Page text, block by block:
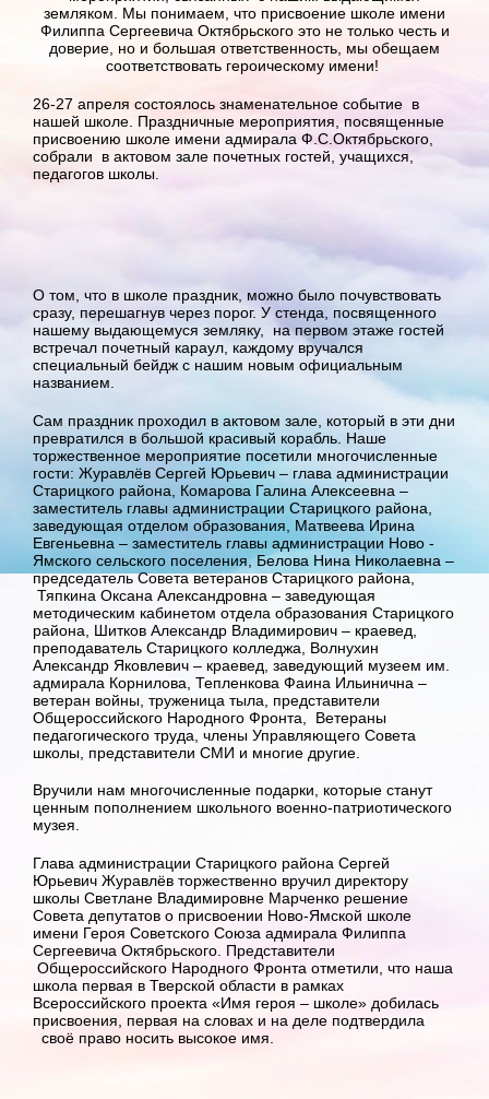
земляком. Мы понимаем, что присвоение школе имени
Филиппа Сергеевича Октябрьского это не только честь и
доверие, но и большая ответственность, мы обещаем
соответствовать героическому имени!
26-27 апреля состоялось знаменательное событие в
нашей школе. Праздничные мероприятия, посвященные
присвоению школе имени адмирала Ф.С.Октябрьского,
собрали в актовом зале почетных гостей, учащихся,
педагогов школы.
О том, что в школе праздник, можно было почувствовать
сразу, перешагнув через порог. У стенда, посвященного
нашему выдающемуся земляку, на первом этаже гостей
встречал почетный караул, каждому вручался
специальный бейдж с нашим новым официальным
названием.
Сам праздник проходил в актовом зале, который в эти дни
превратился в большой красивый корабль. Наше
торжественное мероприятие посетили многочисленные
гости: Журавлёв Сергей Юрьевич – глава администрации
Старицкого района, Комарова Галина Алексеевна –
заместитель главы администрации Старицкого района,
заведующая отделом образования, Матвеева Ирина
Евгеньевна – заместитель главы администрации Ново -
Ямского сельского поселения, Белова Нина Николаевна –
председатель Совета ветеранов Старицкого района,
Тяпкина Оксана Александровна – заведующая
методическим кабинетом отдела образования Старицкого
района, Шитков Александр Владимирович – краевед,
преподаватель Старицкого колледжа, Волнухин
Александр Яковлевич – краевед, заведующий музеем им.
адмирала Корнилова, Тепленкова Фаина Ильинична –
ветеран войны, труженица тыла, представители
Общероссийского Народного Фронта, Ветераны
педагогического труда, члены Управляющего Совета
школы, представители СМИ и многие другие.
Вручили нам многочисленные подарки, которые станут
ценным пополнением школьного военно-патриотического
музея.
Глава администрации Старицкого района Сергей
Юрьевич Журавлёв торжественно вручил директору
школы Светлане Владимировне Марченко решение
Совета депутатов о присвоении Ново-Ямской школе
имени Героя Советского Союза адмирала Филиппа
Сергеевича Октябрьского. Представители
Общероссийского Народного Фронта отметили, что наша
школа первая в Тверской области в рамках
Всероссийского проекта «Имя героя – школе» добилась
присвоения, первая на словах и на деле подтвердила
своё право носить высокое имя.